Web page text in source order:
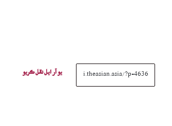
يو آر ايل نقل ڪريو